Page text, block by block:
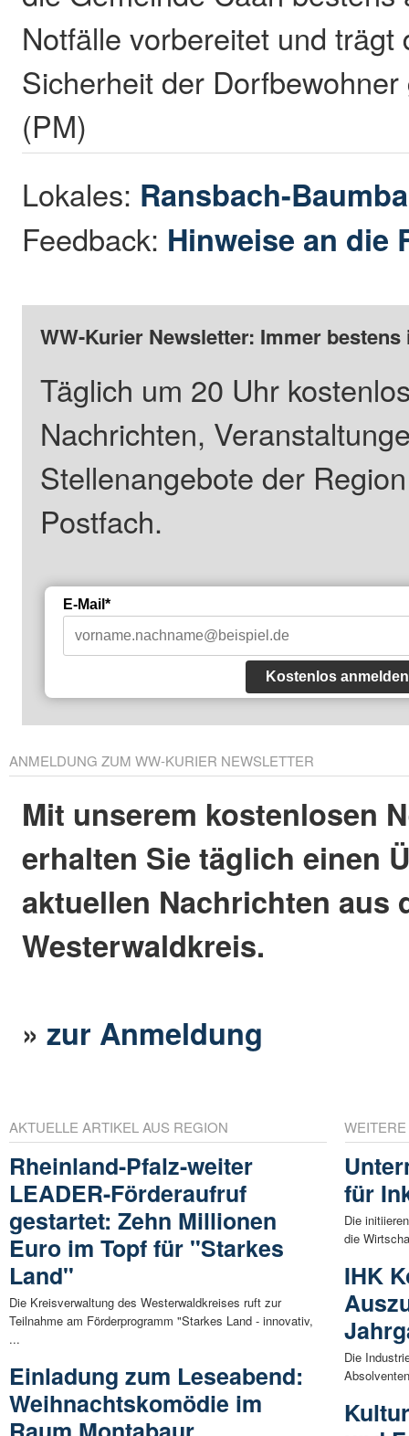
Notfälle vorbereitet und trägt
Sicherheit der
(PM)
Lokales: Ransbach-
Feedback: Hinweise an die
WW-Kurier Newsletter: Immer
Täglich um 20 Uhr
Nachrichten,
Stellenangebote der
Postfach.
E-Mail*
Kostenlos anmelden
ANMELDUNG ZUM WW-KURIER NEWSLETTER
Mit unserem kostenlosen
erhalten Sie täglich einen
aktuellen Nachrichten aus
Westerwaldkreis.
»zur Anmeldung
AKTUELLE ARTIKEL AUS REGION
Rheinland-Pfalz-weiter
LEADER-Förderaufruf
gestartet: Zehn Millionen
Euro im Topf für "Starkes
Land"
Die Kreisverwaltung des Westerwaldkreises ruft zur
Teilnahme am Förderprogramm "Starkes Land - innovativ,
...
Einladung zum Leseabend:
Weihnachtskomödie im
für
Die
die
IHK
Die